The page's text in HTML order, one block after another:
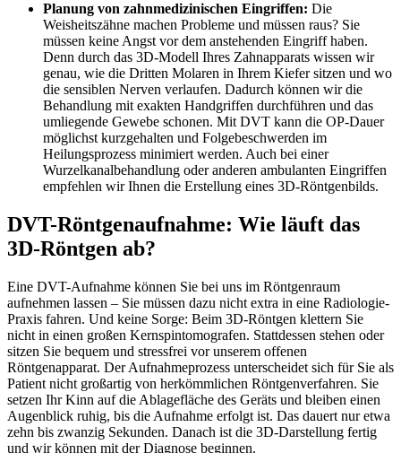
Planung von zahnmedizinischen Eingriffen: Die
Weisheitszähne machen Probleme und müssen raus? Sie
müssen keine Angst vor dem anstehenden Eingriff haben.
Denn durch das 3D-Modell Ihres Zahnapparats wissen wir
genau, wie die Dritten Molaren in Ihrem Kiefer sitzen und wo
die sensiblen Nerven verlaufen. Dadurch können wir die
Behandlung mit exakten Handgriffen durchführen und das
umliegende Gewebe schonen. Mit DVT kann die OP-Dauer
möglichst kurzgehalten und Folgebeschwerden im
Heilungsprozess minimiert werden. Auch bei einer
Wurzelkanalbehandlung oder anderen ambulanten Eingriffen
empfehlen wir Ihnen die Erstellung eines 3D-Röntgenbilds.
DVT-Röntgenaufnahme: Wie läuft das
3D-Röntgen ab?
Eine DVT-Aufnahme können Sie bei uns im Röntgenraum
aufnehmen lassen – Sie müssen dazu nicht extra in eine Radiologie-
Praxis fahren. Und keine Sorge: Beim 3D-Röntgen klettern Sie
nicht in einen großen Kernspintomografen. Stattdessen stehen oder
sitzen Sie bequem und stressfrei vor unserem offenen
Röntgenapparat. Der Aufnahmeprozess unterscheidet sich für Sie als
Patient nicht großartig von herkömmlichen Röntgenverfahren. Sie
setzen Ihr Kinn auf die Ablagefläche des Geräts und bleiben einen
Augenblick ruhig, bis die Aufnahme erfolgt ist. Das dauert nur etwa
zehn bis zwanzig Sekunden. Danach ist die 3D-Darstellung fertig
und wir können mit der Diagnose beginnen.